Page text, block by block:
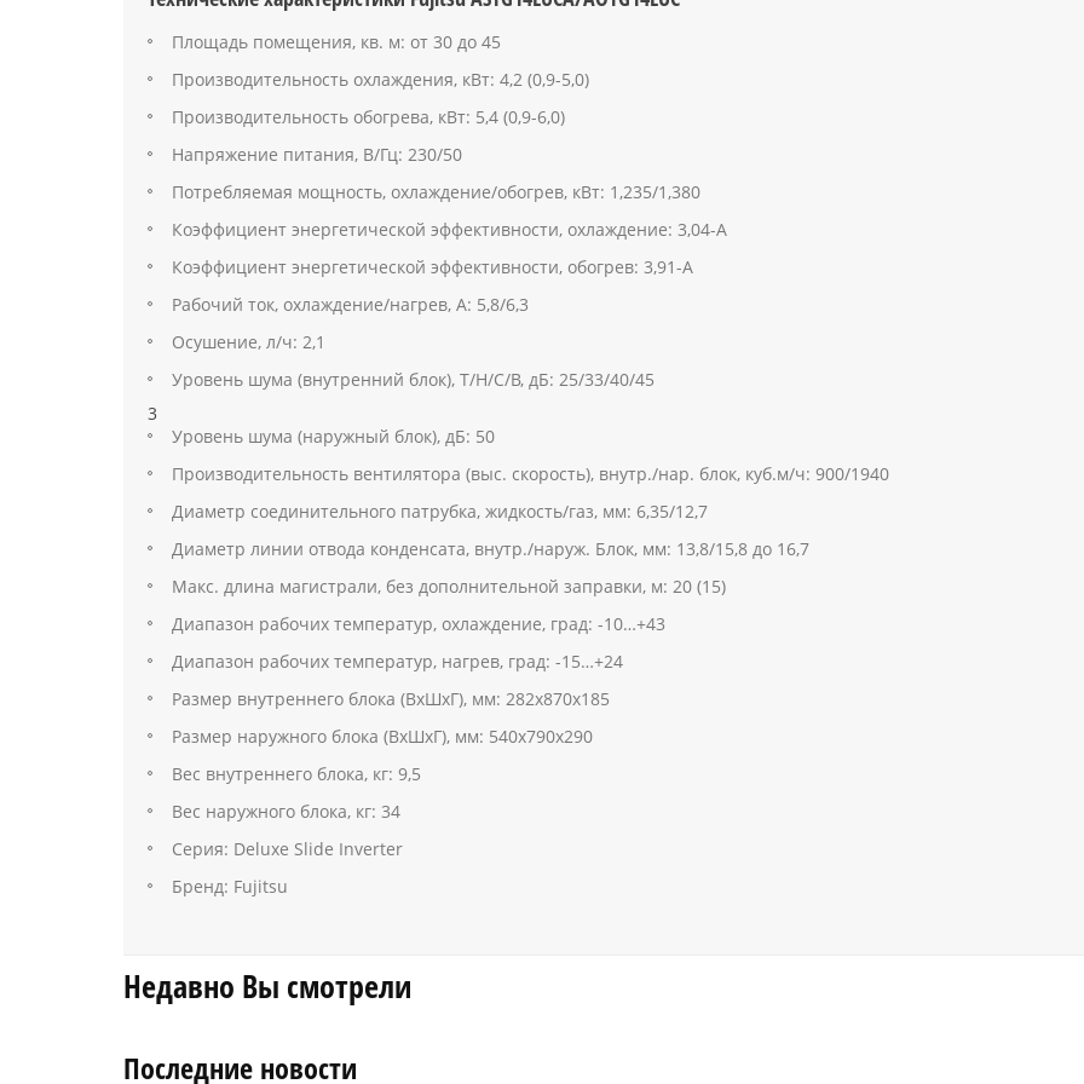
Площадь помещения, кв. м: от 30 до 45
Производительность охлаждения, кВт: 4,2 (0,9-5,0)
Производительность обогрева, кВт: 5,4 (0,9-6,0)
Напряжение питания, В/Гц: 230/50
Потребляемая мощность, охлаждение/обогрев, кВт: 1,235/1,380
Коэффициент энергетической эффективности, охлаждение: 3,04-А
Коэффициент энергетической эффективности, обогрев: 3,91-А
Рабочий ток, охлаждение/нагрев, А: 5,8/6,3
Осушение, л/ч: 2,1
Уровень шума (внутренний блок), T/H/C/B, дБ: 25/33/40/45
3
Уровень шума (наружный блок), дБ: 50
Производительность вентилятора (выс. скорость), внутр./нар. блок, куб.м/ч: 900/1940
Диаметр соединительного патрубка, жидкость/газ, мм: 6,35/12,7
Диаметр линии отвода конденсата, внутр./наруж. Блок, мм: 13,8/15,8 до 16,7
Макс. длина магистрали, без дополнительной заправки, м: 20 (15)
Диапазон рабочих температур, охлаждение, град: -10…+43
Диапазон рабочих температур, нагрев, град: -15…+24
Размер внутреннего блока (ВхШхГ), мм: 282х870х185
Размер наружного блока (ВхШхГ), мм: 540х790х290
Вес внутреннего блока, кг: 9,5
Вес наружного блока, кг: 34
Серия: Deluxe Slide Inverter
Бренд: Fujitsu
Недавно Вы смотрели
Последние новости